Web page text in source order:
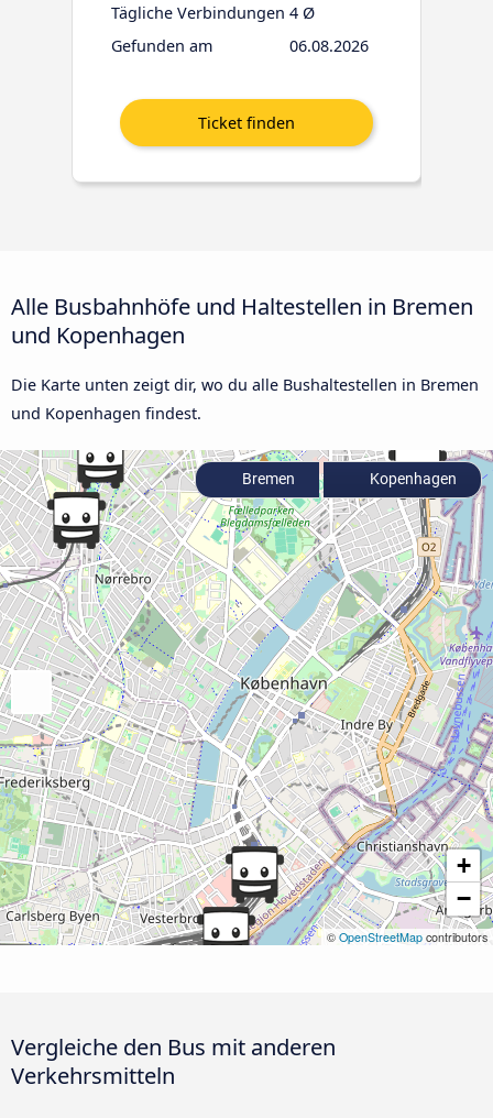
Tägliche Verbindungen 4 Ø
Gefunden am
06.08.2026
Alle Busbahnhöfe und Haltestellen in Bremen
und Kopenhagen
Die Karte unten zeigt dir, wo du alle Bushaltestellen in Bremen
und Kopenhagen findest.
+
−
© OpenStreetMap contributors
Bremen Kopenhagen
Vergleiche den Bus mit anderen
Verkehrsmitteln